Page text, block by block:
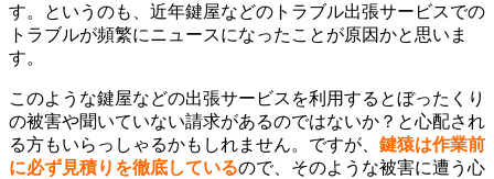
す。というのも、近年鍵屋などのトラブル出張サービスでの
トラブルが頻繁にニュースになったことが原因かと思いま
す。
このような鍵屋などの出張サービスを利用するとぼったくり
の被害や聞いていない請求があるのではないか？と心配され
る方もいらっしゃるかもしれません。ですが、 鍵猿は作業前
に必ず見積りを徹底しているので、そのような被害に遭う心